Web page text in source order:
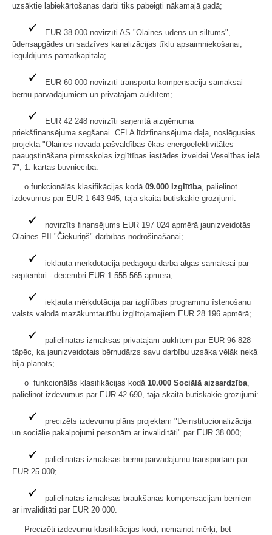
uzsāktie labiekārtošanas darbi tiks pabeigti nākamajā gadā;
EUR 38 000 novirzīti AS "Olaines ūdens un siltums",
ūdensapgādes un sadzīves kanalizācijas tīklu apsaimniekošanai,
ieguldījums pamatkapitālā;
EUR 60 000 novirzīti transporta kompensāciju samaksai
bērnu pārvadājumiem un privātajām auklītēm;
EUR 42 248 novirzīti saņemtā aizņēmuma
priekšfinansējuma segšanai. CFLA līdzfinansējuma daļa, noslēgusies
projekta "Olaines novada pašvaldības ēkas energoefektivitātes
paaugstināšana pirmsskolas izglītības iestādes izveidei Veselības ielā
7", 1. kārtas būvniecība.
o funkcionālās klasifikācijas kodā 09.000 Izglītība , palielinot
izdevumus par EUR 1 643 945, tajā skaitā būtiskākie grozījumi:
novirzīts finansējums EUR 197 024 apmērā jaunizveidotās
Olaines PII "Čiekuriņš" darbības nodrošināšanai;
iekļauta mērķdotācija pedagogu darba algas samaksai par
septembri - decembri EUR 1 555 565 apmērā;
iekļauta mērķdotācija par izglītības programmu īstenošanu
valsts valodā mazākumtautību izglītojamajiem EUR 28 196 apmērā;
palielinātas izmaksas privātajām auklītēm par EUR 96 828
tāpēc, ka jaunizveidotais bērnudārzs savu darbību uzsāka vēlāk nekā
bija plānots;
o funkcionālās klasifikācijas kodā 10.000 Sociālā aizsardzība,
palielinot izdevumus par EUR 42 690, tajā skaitā būtiskākie grozījumi:
precizēts izdevumu plāns projektam "Deinstitucionalizācija
un sociālie pakalpojumi personām ar invaliditāti" par EUR 38 000;
palielinātas izmaksas bērnu pārvadājumu transportam par
EUR 25 000;
palielinātas izmaksas braukšanas kompensācijām bērniem
ar invaliditāti par EUR 20 000.
Precizēti izdevumu klasifikācijas kodi, nemainot mērķi, bet